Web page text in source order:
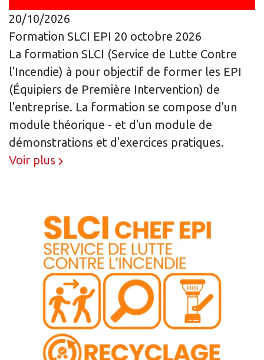
20/10/2026
Formation SLCI EPI 20 octobre 2026
La formation SLCI (Service de Lutte Contre
l'Incendie) à pour objectif de former les EPI
(Équipiers de Première Intervention) de
l'entreprise. La formation se compose d'un
module théorique - et d'un module de
démonstrations et d'exercices pratiques.
Voir plus